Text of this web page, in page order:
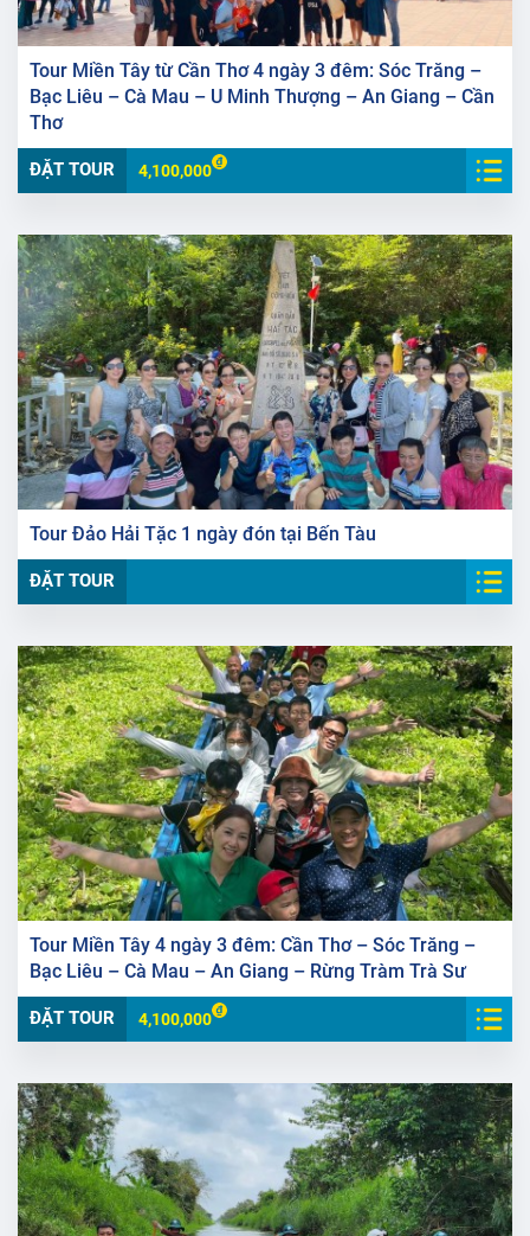
Tour Miền Tây từ Cần Thơ 4 ngày 3 đêm: Sóc Trăng –
Bạc Liêu – Cà Mau – U Minh Thượng – An Giang – Cần
Thơ
ĐẶT TOUR 4,100,000
Tour Đảo Hải Tặc 1 ngày đón tại Bến Tàu
ĐẶT TOUR
Tour Miền Tây 4 ngày 3 đêm: Cần Thơ – Sóc Trăng –
Bạc Liêu – Cà Mau – An Giang – Rừng Tràm Trà Sư
ĐẶT TOUR 4,100,000